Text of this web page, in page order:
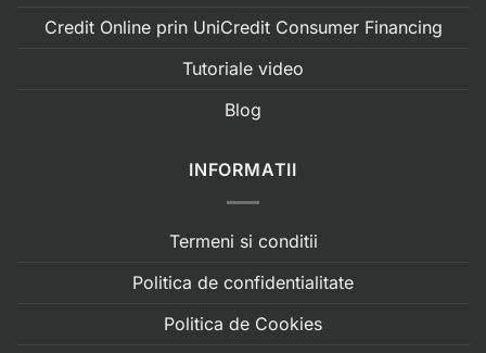
Credit Online prin UniCredit Consumer Financing
Tutoriale video
Blog
INFORMATII
Termeni si conditii
Politica de confidentialitate
Politica de Cookies